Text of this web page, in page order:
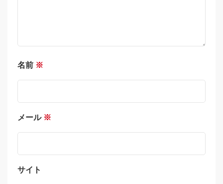
名前 ※
メール ※
サイト